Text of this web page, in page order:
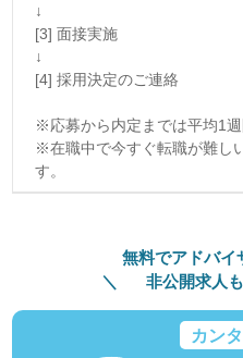
↓
[3] 面接実施
↓
[4] 採用決定のご連絡
※応募から内定までは平均1週
※在職中で今すぐ転職が難し
す。
無料でアドバイ
非公開求人
カン